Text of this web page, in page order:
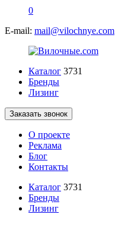
0
E-mail: mail@vilochnye.com
Каталог 3731
Бренды
Лизинг
Заказать звонок
О проекте
Реклама
Блог
Контакты
Каталог 3731
Бренды
Лизинг